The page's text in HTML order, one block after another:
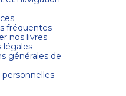
fréquentes
nos livres
légales
générales de